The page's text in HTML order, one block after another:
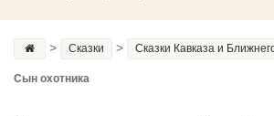
> Сказки > Сказки Кавказа и
Сын охотника